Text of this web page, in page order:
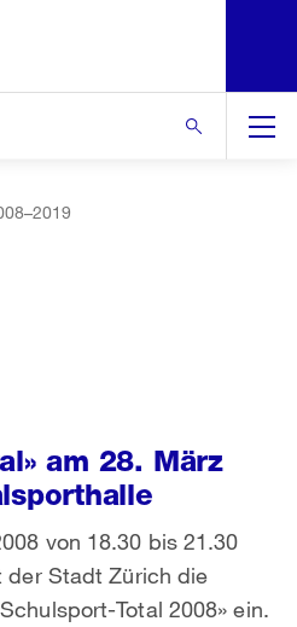
am 28. März
von 18.30 bis 21.30
der Stadt Zürich die
Total 2008» ein.